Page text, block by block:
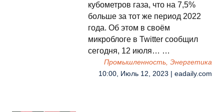
кубометров газа, что на 7,5%
больше за тот же период 2022
года. Об этом в своëм
микроблоге в Twitter сообщил
сегодня, 12 июля… …
Промышленность, Энергетика
10:00, Июль 12, 2023 | eadaily.com